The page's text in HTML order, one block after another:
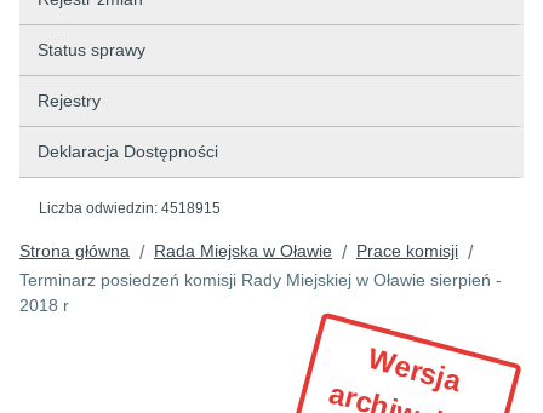
Status sprawy
Rejestry
Deklaracja Dostępności
Liczba odwiedzin: 4518915
Strona główna / Rada Miejska w Oławie / Prace komisji /
Terminarz posiedzeń komisji Rady Miejskiej w Oławie sierpień -
2018 r
W
e
r
s
ja
r
c
h
iw
a
ln